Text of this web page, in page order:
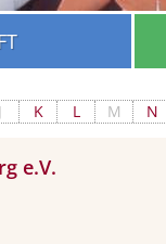
J K L M N
e.V.